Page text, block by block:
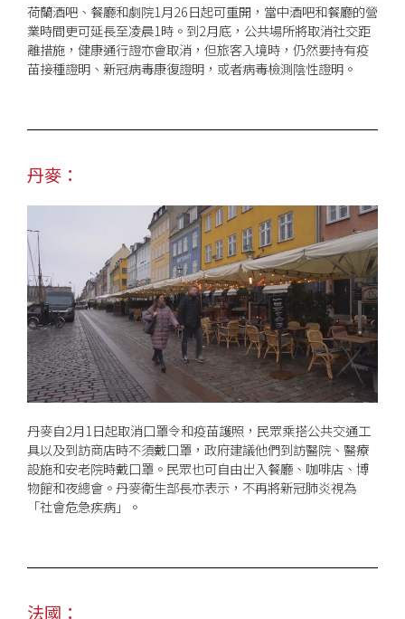
荷蘭酒吧、餐廳和劇院1月26日起可重開，當中酒吧和餐廳的營
業時間更可延長至凌晨1時。到2月底，公共場所將取消社交距
離措施，健康通行證亦會取消，但旅客入境時，仍然要持有疫
苗接種證明、新冠病毒康復證明，或者病毒檢測陰性證明。
丹麥：
丹麥自2月1日起取消口罩令和疫苗護照，民眾乘搭公共交通工
具以及到訪商店時不須戴口罩，政府建議他們到訪醫院、醫療
設施和安老院時戴口罩。民眾也可自由出入餐廳、咖啡店、博
物館和夜總會。丹麥衛生部長亦表示，不再將新冠肺炎視為
「社會危急疾病」。
法國：